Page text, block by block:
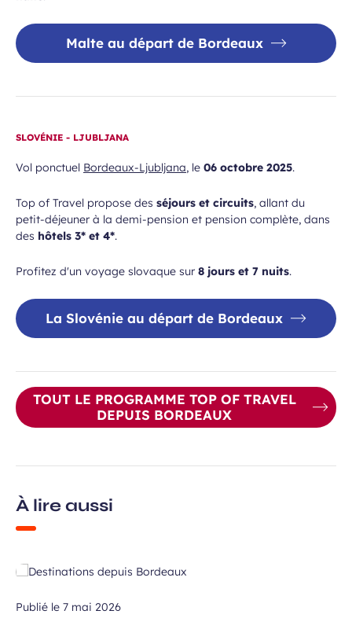
Malte au départ de Bordeaux
SLOVÉNIE - LJUBLJANA
Vol ponctuel Bordeaux-Ljubljana, le 06 octobre 2025.
Top of Travel propose des séjours et circuits, allant du
petit-déjeuner à la demi-pension et pension complète, dans
des hôtels 3* et 4*.
Profitez d'un voyage slovaque sur 8 jours et 7 nuits.
La Slovénie au départ de Bordeaux
TOUT LE PROGRAMME TOP OF TRAVEL
DEPUIS BORDEAUX
À lire aussi
Publié le 7 mai 2026